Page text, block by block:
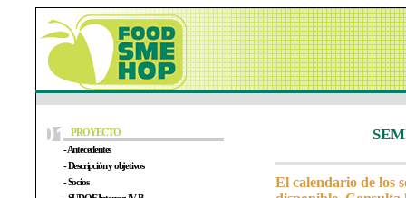
PROYECTO
- Antecedentes
- Descripción y objetivos
- Socios
El calendario de los